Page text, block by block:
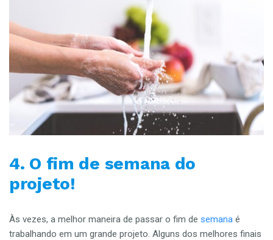
4. O fim de semana do
projeto!
Às vezes, a melhor maneira de passar o fim de semana é
trabalhando em um grande projeto. Alguns dos melhores finais